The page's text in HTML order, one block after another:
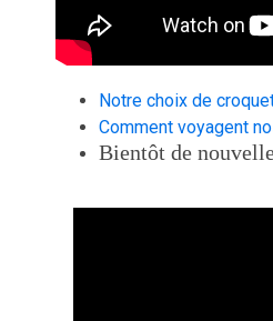
Notre choix de
Comment voyagent
Bientôt de